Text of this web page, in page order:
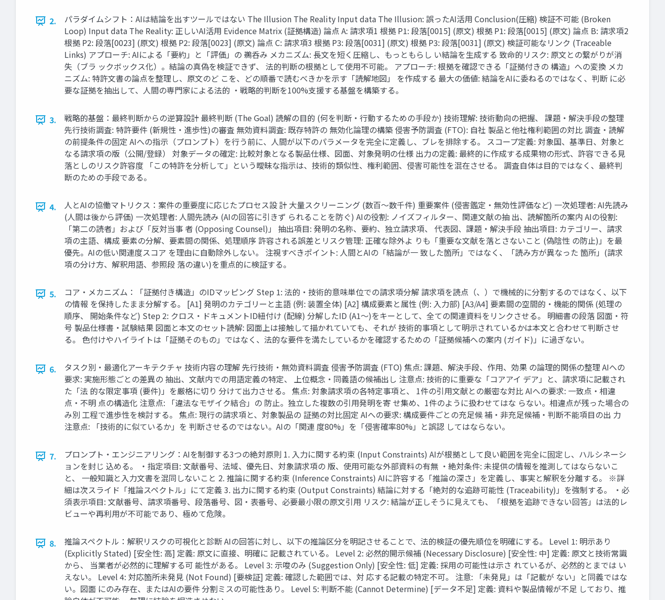
2.
パラダイムシフト：AIは結論を出すツールではない The Illusion The Reality Input data The Illusion: 誤ったAI活用 Conclusion(圧縮) 検証不可能 (Broken
Loop) Input data The Reality: 正しいAI活用 Evidence Matrix (証拠構造) 論点 A: 請求項1 根拠 P1: 段落[0015] (原文) 根拠 P1: 段落[0015] (原文) 論点 B: 請求項2
根拠 P2: 段落[0023] (原文) 根拠 P2: 段落[0023] (原文) 論点 C: 請求項3 根拠 P3: 段落[0031] (原文) 根拠 P3: 段落[0031] (原文) 検証可能なリンク (Traceable
Links) アプローチ: AIによる「要約」と「評価」の 鵜呑み メカニズム: 長文を短く圧縮し、もっともらし い結論を生成する 致命的リスク: 原文との繋がりが消
失（ブラ ックボックス化）。結論の真偽を検証できず、 法的判断の根拠として使用不可能。 アプローチ: 根拠を確認できる「証拠付きの 構造」への変換 メカ
ニズム: 特許文書の論点を整理し、原文のど こを、どの順番で読むべきかを示す「読解地図」 を作成する 最大の価値: 結論をAIに委ねるのではなく、判断 に必
要な証拠を抽出して、人間の専門家による法的 ・戦略的判断を100%支援する基盤を構築する。
3.
戦略的基盤：最終判断からの逆算設計 最終判断 (The Goal) 読解の目的 (何を判断・行動するための手段か) 技術理解: 技術動向の把握、 課題・解決手段の整理
先行技術調査: 特許要件 (新規性・進歩性)の審査 無効資料調査: 既存特許の 無効化論理の構築 侵害予防調査 (FTO): 自社 製品と他社権利範囲の対比 調査・読解
の前提条件の固定 AIへの指示（プロンプト）を行う前に、人間が以下のパラメータを完全に定義し、ブレを排除する。 スコープ定義: 対象国、基準日、対象と
なる請求項の版（公開/登録） 対象データの確定: 比較対象となる製品仕様、図面、対象発明の仕様 出力の定義: 最終的に作成する成果物の形式、許容できる見
落としのリスク許容度 「この特許を分析して」という曖昧な指示は、技術的類似性、権利範囲、侵害可能性を混在させる。 調査自体は目的ではなく、最終判
断のための手段である。
4.
人とAIの協働マトリクス：案件の重要度に応じたプロセス設 計 大量スクリーニング (数百〜数千件) 重要案件 (侵害鑑定・無効性評価など) 一次処理者: AI先読み
(人間は後から評価) 一次処理者: 人間先読み (AIの回答に引きず られることを防ぐ) AIの役割: ノイズフィルター、関連文献の抽 出、読解箇所の案内 AIの役割:
「第二の読者」および「反対当事 者 (Opposing Counsel)」 抽出項目: 発明の名称、要約、独立請求項、 代表図、課題・解決手段 抽出項目: カテゴリー、請求
項の主語、構成 要素の分解、要素間の関係、処理順序 許容される誤差とリスク管理: 正確な除外よ りも「重要な文献を落とさないこと (偽陰性 の防止)」を最
優先。AIの低い関連度スコア を理由に自動除外しない。 注視すべきポイント: 人間とAIの「結論が一 致した箇所」ではなく、「読み方が異なった 箇所」(請求
項の分け方、解釈用語、参照段 落の違い)を重点的に検証する。
5.
コア・メカニズム：「証拠付き構造」のIDマッピング Step 1: 法的・技術的意味単位での請求項分解 請求項を読点（、）で機械的に分割するのではなく、以下
の情報 を保持したまま分解する。 [A1] 発明のカテゴリーと主語 (例: 装置全体) [A2] 構成要素と属性 (例: 入力部) [A3/A4] 要素間の空間的・機能的関係 (処理の
順序、 開始条件など) Step 2: クロス・ドキュメントID紐付け (配線) 分解したID (A1〜)をキーとして、全ての関連資料をリンクさせる。 明細書の段落 図面・符
号 製品仕様書・試験結果 図面と本文のセット読解: 図面上は接触して描かれていても、それが 技術的事項として明示されているかは本文と合わせて判断させ
る。 色付けやハイライトは「証拠そのもの」ではなく、法的な要件を満たしているかを確認するための「証拠候補への案内 (ガイド)」に過ぎない。
6.
タスク別・最適化アーキテクチャ 技術内容の理解 先行技術・無効資料調査 侵害予防調査 (FTO) 焦点: 課題、解決手段、作用、効果 の論理的関係の整理 AIへの
要求: 実施形態ごとの差異の 抽出、文献内での用語定義の特定、 上位概念・同義語の候補出し 注意点: 技術的に重要な「コアアイ デア」と、請求項に記載され
た「法 的な限定事項 (要件)」を厳格に切り 分けて出力させる。 焦点: 対象請求項の各特定事項と、 1件の引用文献との厳密な対比 AIへの要求: 一致点・相違
点・不明 点の構造化 注意点: 「違法なモザイク結合」の 防止。独立した複数の引用発明を寄 せ集め、1件のように扱わせてはな らない。相違点が残った場合の
み別 工程で進歩性を検討する。 焦点: 現行の請求項と、対象製品の 証拠の対比固定 AIへの要求: 構成要件ごとの充足候 補・非充足候補・判断不能項目の出 力
注意点: 「技術的に似ているか」を 判断させるのではない。AIの「関連 度80%」を「侵害確率80%」と誤認 してはならない。
7.
プロンプト・エンジニアリング：AIを制御する3つの絶対原則 1. 入力に関する約束 (Input Constraints) AIが根拠として良い範囲を完全に固定し、ハルシネーシ
ョンを封じ 込める。 ・指定項目: 文献番号、法域、優先日、対象請求項の 版、使用可能な外部資料の有無 ・絶対条件: 未提供の情報を推測してはならないこ
と、 一般知識と入力文書を混同しないこと 2. 推論に関する約束 (Inference Constraints) AIに許容する「推論の深さ」を定義し、事実と解釈を分離する。 ※詳
細は次スライド「推論スペクトル」にて定義 3. 出力に関する約束 (Output Constraints) 結論に対する「絶対的な追跡可能性 (Traceability)」を強制する。 ・必
須表示項目: 文献番号、請求項番号、段落番号、図・表番号、必要最小限の原文引用 リスク: 結論が正しそうに見えても、「根拠を追跡できない回答」は法的レ
ビューや再利用が不可能であり、極めて危険。
8.
推論スペクトル：解釈リスクの可視化と診断 AIの回答に対し、以下の推論区分を明記させることで、法的検証の優先順位を明確にする。 Level 1: 明示あり
(Explicitly Stated) [安全性: 高] 定義: 原文に直接、明確に 記載されている。 Level 2: 必然的開示候補 (Necessary Disclosure) [安全性: 中] 定義: 原文と技術常識
から、 当業者が必然的に理解する可 能性がある。 Level 3: 示唆のみ (Suggestion Only) [安全性: 低] 定義: 採用の可能性は示さ れているが、必然的とまでは い
えない。 Level 4: 対応箇所未発見 (Not Found) [要検証] 定義: 確認した範囲では、対 応する記載の特定不可。 注意: 「未発見」は「記載が ない」と同義ではな
い。図面 にのみ存在、またはAIの要件 分割ミスの可能性あり。 Level 5: 判断不能 (Cannot Determine) [データ不足] 定義: 資料や製品情報が不足 しており、推